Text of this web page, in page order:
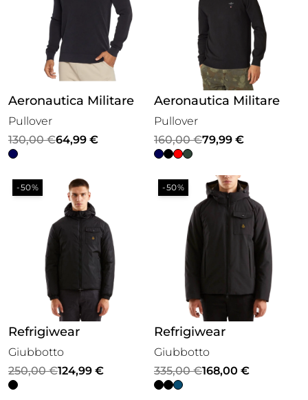
Aeronautica Militare
Pullover
130,00€
Il
prezzo
originale
era:
64,99 €
Il
prezzo
attuale
è:
Aeronautica Militare
Pullover
160,00€
Il
prezzo
originale
era:
160,00 €.
79,99 €
Il
prezzo
attuale
è:
79,99 €.
-50%
Refrigiwear
Giubbotto
250,00€
Il
prezzo
124,99 €
Il
prezzo
-50%
Refrigiwear
Giubbotto
335,00€
Il
prezzo
168,00 €
Il
prezzo